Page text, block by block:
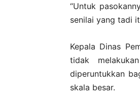
“Untuk
senilai yang tadi
Kepala Dinas
tidak
diperuntukkan
skala besar.